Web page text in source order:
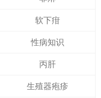
软下疳
性病知识
丙肝
生殖器疱疹